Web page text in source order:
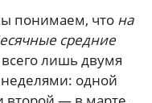
понимаем, что на
средние
лишь двумя
одной